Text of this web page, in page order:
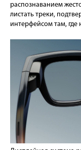
распознаванием
листать треки,
интерфейсом там, где